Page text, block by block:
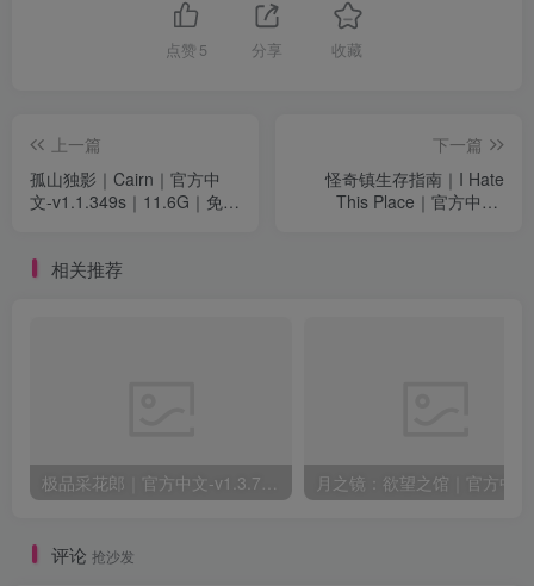
点赞 5 分享 收藏
上一篇
孤山独影｜Cairn｜官方中
文-v1.1.349s｜11.6G｜免安
下一篇
怪奇镇生存指南｜I Hate
This Place｜官方中文-
相关推荐
评论 抢沙发